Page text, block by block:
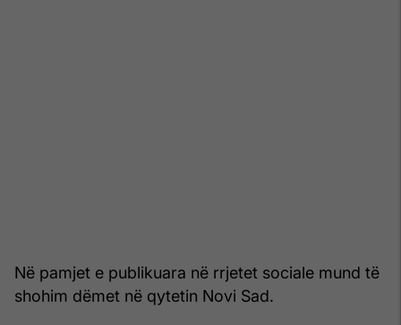
Në pamjet e publikuara në rrjetet sociale mund të
shohim dëmet në qytetin Novi Sad.